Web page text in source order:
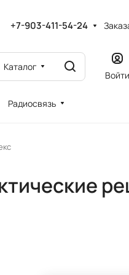
+7-903-411-54-24
Каталог
Войти
Радиосвязь